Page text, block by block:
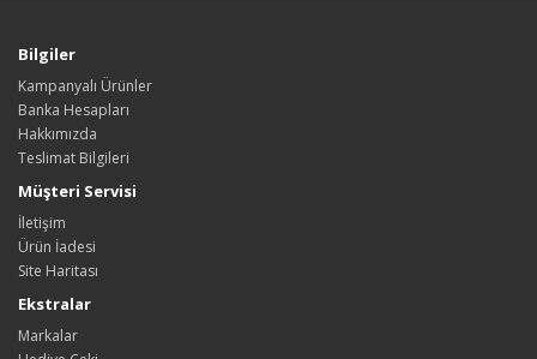
Bilgiler
Kampanyalı Ürünler
Banka Hesapları
Hakkımızda
Teslimat Bilgileri
Müşteri Servisi
İletişim
Ürün İadesi
Site Haritası
Ekstralar
Markalar